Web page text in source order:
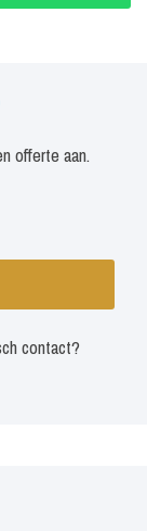
offerte aan.
contact?